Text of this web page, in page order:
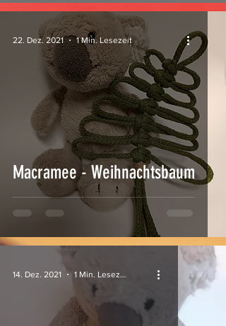
Macramee - Weihnachtsbaum
22. Dez. 2021 1 Min. Lesezeit
14. Dez. 2021 1 Min. Lesezeit